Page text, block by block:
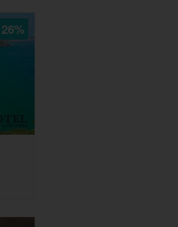
26%